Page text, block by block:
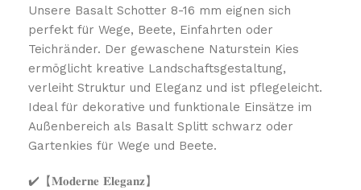
Unsere Basalt Schotter 8-16 mm eignen sich
perfekt für Wege, Beete, Einfahrten oder
Teichränder. Der gewaschene Naturstein Kies
ermöglicht kreative Landschaftsgestaltung,
verleiht Struktur und Eleganz und ist pflegeleicht.
Ideal für dekorative und funktionale Einsätze im
Außenbereich als Basalt Splitt schwarz oder
Gartenkies für Wege und Beete.
✔️【𝐌𝐨𝐝𝐞𝐫𝐧𝐞 𝐄𝐥𝐞𝐠𝐚𝐧𝐳】